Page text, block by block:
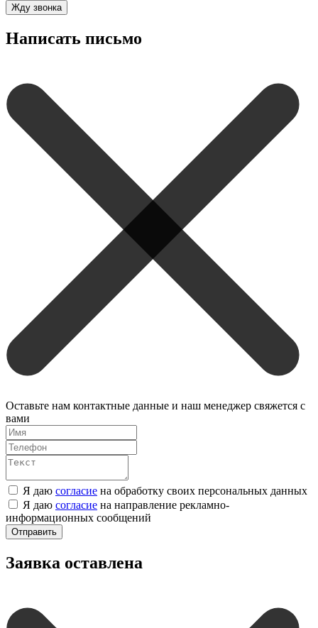
Жду звонка
Написать письмо
Оставьте нам контактные данные и наш менеджер свяжется с
вами
Я даю согласие на обработку своих персональных данных
Я даю согласие на направление рекламно-
информационных сообщений
Отправить
Заявка оставлена